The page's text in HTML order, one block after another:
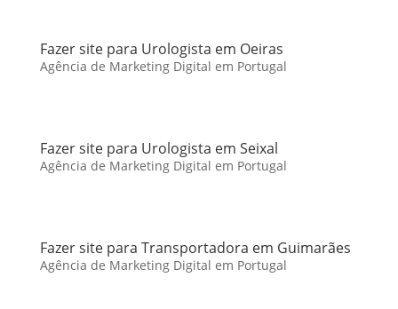
Fazer site para Urologista em Oeiras
Agência de Marketing Digital em Portugal
Fazer site para Urologista em Seixal
Agência de Marketing Digital em Portugal
Fazer site para Transportadora em Guimarães
Agência de Marketing Digital em Portugal